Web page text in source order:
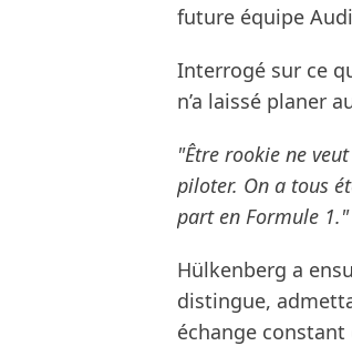
future équipe
Interrogé sur ce
n’a laissé planer
"Être rookie ne
piloter. On a tous
part en Formule 1."
Hülkenberg a
distingue,
échange constant